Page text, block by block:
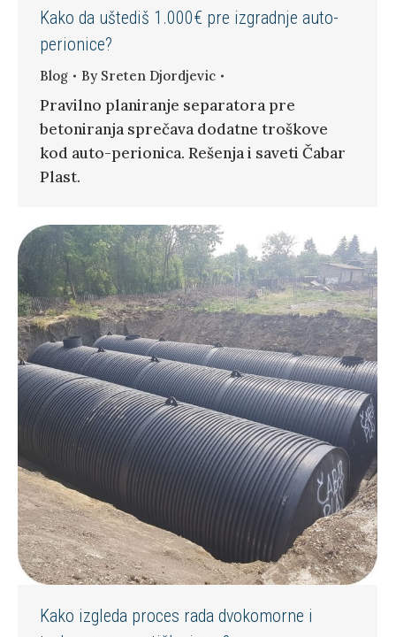
Kako da uštediš 1.000€ pre izgradnje auto-
perionice?
Blog By Sreten Djordjevic
Pravilno planiranje separatora pre
betoniranja sprečava dodatne troškove
kod auto-perionica. Rešenja i saveti Čabar
Plast.
Kako izgleda proces rada dvokomorne i